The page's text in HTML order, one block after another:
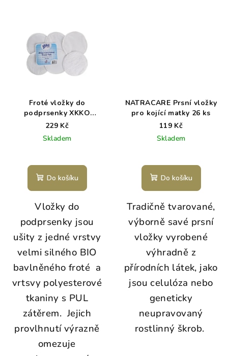
Froté vložky do
podprsenky XKKO
Organic - Bílé
229 Kč
Skladem
Do košíku
Vložky do
podprsenky jsou
ušity z jedné vrstvy
velmi silného BIO
bavlněného froté a
vrtsvy polyesterové
tkaniny s PUL
zátěrem. Jejich
provlhnutí výrazně
omezuje
NATRACARE Prsní vložky
pro kojící matky 26 ks
119 Kč
Skladem
Do košíku
Tradičně tvarované,
výborně savé prsní
vložky vyrobené
výhradně z
přírodních látek, jako
jsou celulóza nebo
geneticky
neupravovaný
rostlinný škrob.